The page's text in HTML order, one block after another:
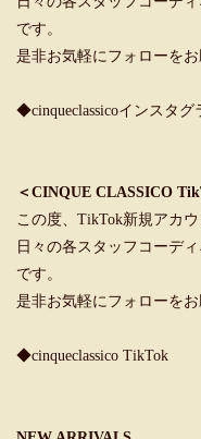
です。
是非お気軽にフォローをお
◆cinqueclassicoインスタグ
＜CINQUE CLASSICO
この度、TikTok新規アカ
日々の各スタッフコーデ
です。
是非お気軽にフォローをお
◆cinqueclassico TikTok